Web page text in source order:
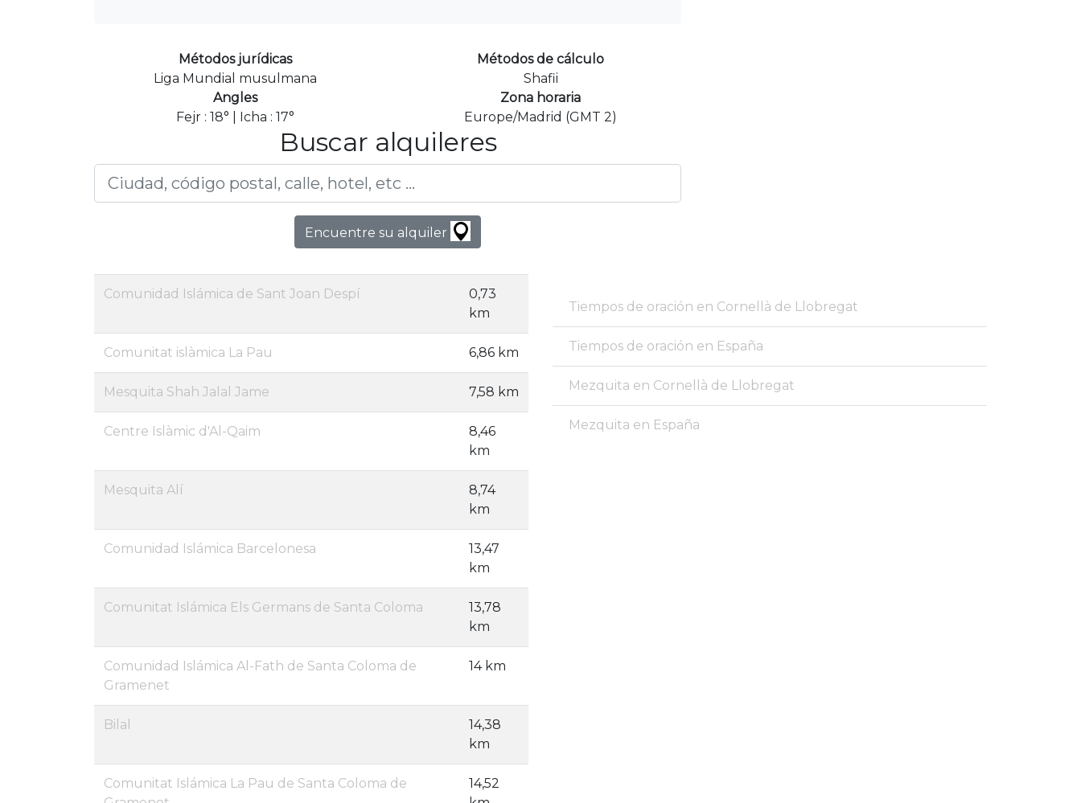
Métodos jurídicas
Liga Mundial musulmana
Métodos de cálculo
Shafii
Angles
Fejr : 18° | Icha : 17°
Zona horaria
Europe/Madrid (GMT 2)
Buscar alquileres
Encuentre su alquiler
Comunidad Islámica de Sant Joan Despí
0,73
km
Comunitat islàmica La Pau 6,86 km
Mesquita Shah Jalal Jame 7,58 km
Centre Islàmic d'Al-Qaim
8,46
km
Mesquita Alí
8,74
km
Comunidad Islámica Barcelonesa
13,47
km
Comunitat Islámica Els Germans de Santa Coloma
13,78
km
Comunidad Islámica Al-Fath de Santa Coloma de
Gramenet
14 km
Bilal
14,38
km
Comunitat Islámica La Pau de Santa Coloma de
14,52
Tiempos de oración en Cornellà de Llobregat
Tiempos de oración en España
Mezquita en Cornellà de Llobregat
Mezquita en España